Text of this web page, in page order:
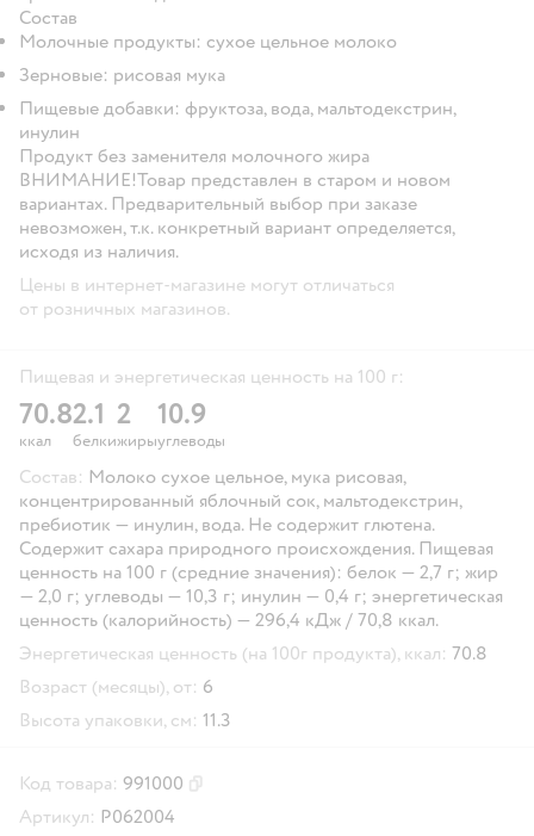
Состав
Молочные продукты: сухое цельное молоко
Зерновые: рисовая мука
Пищевые добавки: фруктоза, вода, мальтодекстрин,
инулин
Продукт без заменителя молочного жира
ВНИМАНИЕ!Товар представлен в старом и новом
вариантах. Предварительный выбор при заказе
невозможен, т.к. конкретный вариант определяется,
исходя из наличия.
Цены в интернет-магазине могут отличаться
от розничных магазинов.
Пищевая и энергетическая ценность на 100 г:
70.8
ккал
2.1
белки
2
жиры
10.9
углеводы
Состав: Молоко сухое цельное, мука рисовая,
концентрированный яблочный сок, мальтодекстрин,
пребиотик — инулин, вода. Не содержит глютена.
Содержит сахара природного происхождения. Пищевая
ценность на 100 г (средние значения): белок — 2,7 г; жир
— 2,0 г; углеводы — 10,3 г; инулин — 0,4 г; энергетическая
ценность (калорийность) — 296,4 кДж / 70,8 ккал.
Энергетическая ценность (на 100г продукта), ккал: 70.8
Возраст (месяцы), от: 6
Высота упаковки, см: 11.3
Код товара: 991000
Артикул: P062004